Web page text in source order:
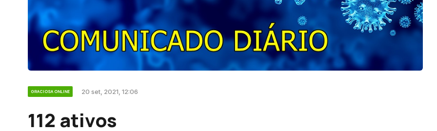
GRACIOSA ONLINE 20 set, 2021, 12:06
112 ativos